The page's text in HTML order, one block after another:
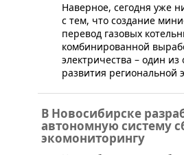
Наверное, сегодня уже
с тем, что создание
перевод газовых
комбинированной
электричества – один
развития региональной
В Новосибирске
автономную систему
экомониторингу